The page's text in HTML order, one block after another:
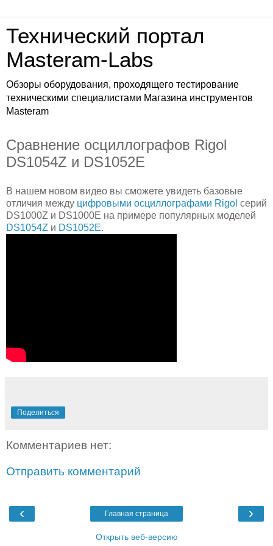
Технический портал
Masteram-Labs
Обзоры оборудования, проходящего тестирование
техническими специалистами Магазина инструментов
Masteram
Сравнение осциллографов Rigol
DS1054Z и DS1052E
В нашем новом видео вы сможете увидеть базовые
отличия между цифровыми осциллографами Rigol серий
DS1000Z и DS1000E на примере популярных моделей
DS1054Z и DS1052E.
Поделиться
Комментариев нет:
Отправить комментарий
‹ ›
Главная страница
Открыть веб-версию